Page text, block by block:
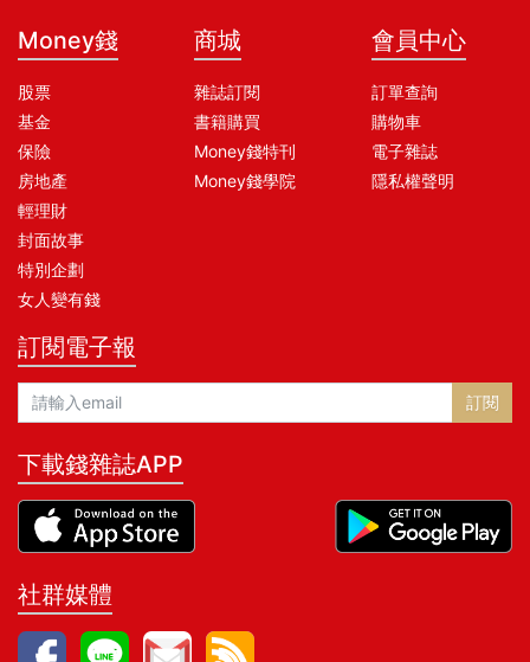
Money錢
股票
基金
保險
房地產
輕理財
封面故事
特別企劃
女人變有錢
商城
雜誌訂閱
書籍購買
Money錢特刊
Money錢學院
會員中心
訂單查詢
購物車
電子雜誌
隱私權聲明
訂閱電子報
訂閱
下載錢雜誌APP
社群媒體